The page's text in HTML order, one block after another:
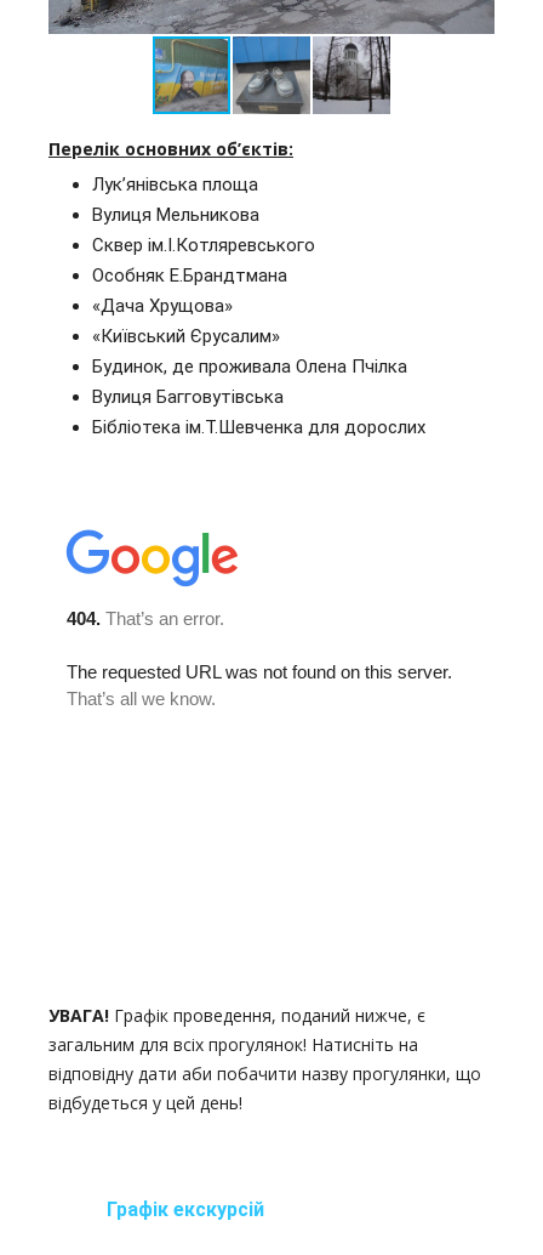
Перелік основних об’єктів:
Лук’янівська площа
Вулиця Мельникова
Сквер ім.І.Котляревського
Особняк Е.Брандтмана
«Дача Хрущова»
«Київський Єрусалим»
Будинок, де проживала Олена Пчілка
Вулиця Багговутівська
Бібліотека ім.Т.Шевченка для дорослих
УВАГА! Графік проведення, поданий нижче, є
загальним для всіх прогулянок! Натисніть на
відповідну дати аби побачити назву прогулянки, що
відбудеться у цей день!
Графік екскурсій